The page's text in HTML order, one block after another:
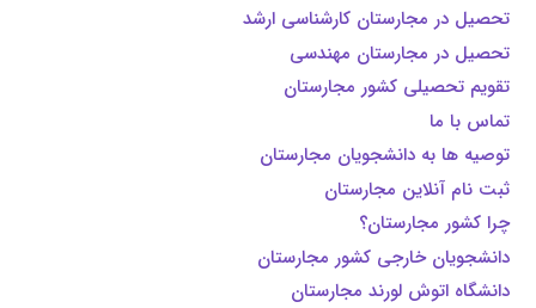
تحصیل در مجارستان کارشناسی ارشد
تحصیل در مجارستان مهندسی
تقویم تحصیلی کشور مجارستان
تماس با ما
توصیه ها به دانشجویان مجارستان
ثبت نام آنلاین مجارستان
چرا کشور مجارستان؟
دانشجویان خارجی کشور مجارستان
دانشگاه اتوش لورند مجارستان